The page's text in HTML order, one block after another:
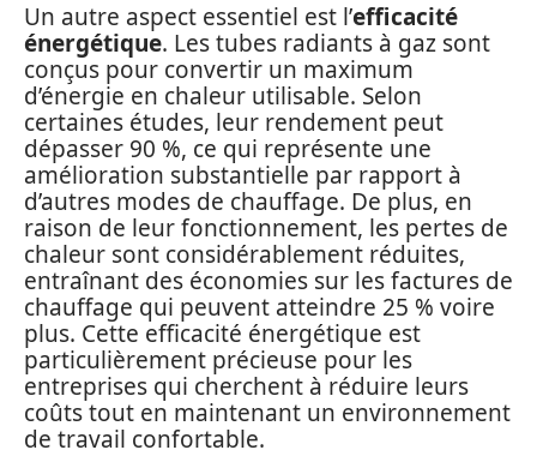
Un autre aspect essentiel est l’efficacité
énergétique. Les tubes radiants à gaz sont
conçus pour convertir un maximum
d’énergie en chaleur utilisable. Selon
certaines études, leur rendement peut
dépasser 90 %, ce qui représente une
amélioration substantielle par rapport à
d’autres modes de chauffage. De plus, en
raison de leur fonctionnement, les pertes de
chaleur sont considérablement réduites,
entraînant des économies sur les factures de
chauffage qui peuvent atteindre 25 % voire
plus. Cette efficacité énergétique est
particulièrement précieuse pour les
entreprises qui cherchent à réduire leurs
coûts tout en maintenant un environnement
de travail confortable.